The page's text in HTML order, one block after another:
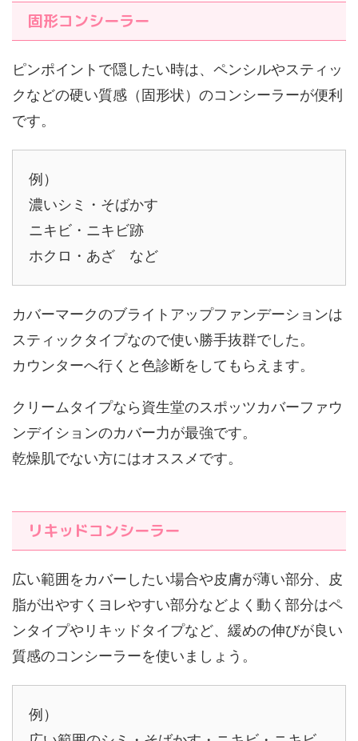
固形コンシーラー
ピンポイントで隠したい時は、ペンシルやスティッ
クなどの硬い質感（固形状）のコンシーラーが便利
です。
例）
濃いシミ・そばかす
ニキビ・ニキビ跡
ホクロ・あざ など
カバーマークのブライトアップファンデーションは
スティックタイプなので使い勝手抜群でした。
カウンターへ行くと色診断をしてもらえます。
クリームタイプなら資生堂のスポッツカバーファウ
ンデイションのカバー力が最強です。
乾燥肌でない方にはオススメです。
リキッドコンシーラー
広い範囲をカバーしたい場合や皮膚が薄い部分、皮
脂が出やすくヨレやすい部分などよく動く部分はペ
ンタイプやリキッドタイプなど、緩めの伸びが良い
質感のコンシーラーを使いましょう。
例）